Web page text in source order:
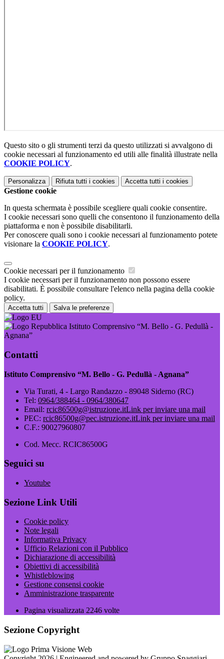
Questo sito o gli strumenti terzi da questo utilizzati si avvalgono di
cookie necessari al funzionamento ed utili alle finalità illustrate nella
COOKIE POLICY.
Personalizza Rifiuta tutti i cookies Accetta tutti i cookies
Gestione cookie
In questa schermata è possibile scegliere quali cookie consentire.
I cookie necessari sono quelli che consentono il funzionamento della
piattaforma e non è possibile disabilitarli.
Per conoscere quali sono i cookie necessari al funzionamento potete
visionare la COOKIE POLICY.
Cookie necessari per il funzionamento
I cookie necessari per il funzionamento non possono essere
disabilitati. È possibile consultare l'elenco nella pagina della cookie
policy.
Accetta tutti Salva le preferenze
Istituto Comprensivo “M. Bello - G. Pedullà -
Agnana”
Contatti
Istituto Comprensivo “M. Bello - G. Pedullà - Agnana”
Via Turati, 4 - Largo Randazzo - 89048 Siderno (RC)
Tel: 0964/388464 - 0964/380647
Email: rcic86500g@istruzione.itLink per inviare una mail
PEC: rcic86500g@pec.istruzione.itLink per inviare una mail
C.F.: 90027960807
Cod. Mecc. RCIC86500G
Seguici su
Youtube
Sezione Link Utili
Cookie policy
Note legali
Informativa Privacy
Ufficio Relazioni con il Pubblico
Dichiarazione di accessibilità
Obiettivi di accessibilità
Whistleblowing
Gestione consensi cookie
Amministrazione trasparente
Pagina visualizzata 2246 volte
Sezione Copyright